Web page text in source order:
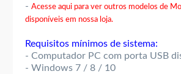
- Acesse aqui para ver outros modelos de
disponíveis em nossa loja.
Requisitos mínimos de sistema:
- Computador PC com porta USB
- Windows 7 / 8 / 10